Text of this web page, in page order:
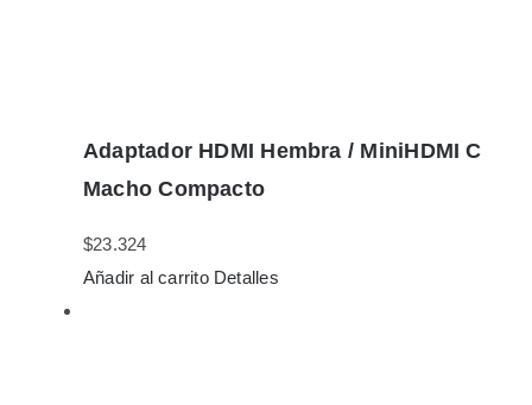
Adaptador HDMI Hembra / MiniHDMI C
Macho Compacto
$23.324
Añadir al carrito Detalles